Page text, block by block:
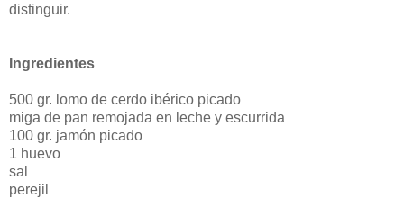
distinguir.
Ingredientes
500 gr. lomo de cerdo ibérico picado
miga de pan remojada en leche y escurrida
100 gr. jamón picado
1 huevo
sal
perejil